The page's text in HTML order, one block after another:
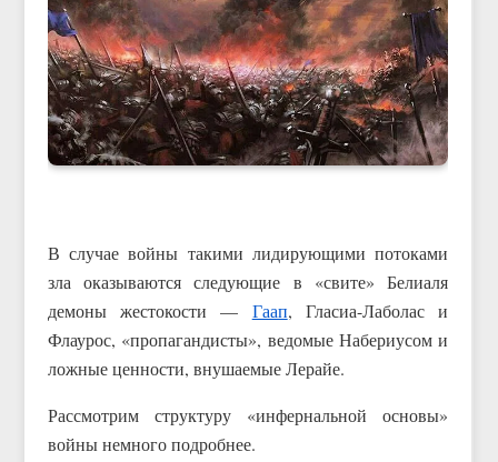
В случае войны такими лидирующими потоками
зла оказываются следующие в «свите» Белиаля
демоны жестокости — Гаап, Гласиа-Лаболас и
Флаурос, «пропагандисты», ведомые Набериусом и
ложные ценности, внушаемые Лерайе.
Рассмотрим структуру «инфернальной основы»
войны немного подробнее.